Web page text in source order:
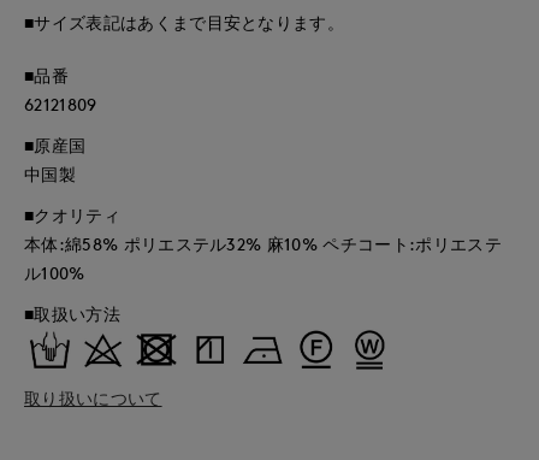
■サイズ表記はあくまで目安となります。
■品番
62121809
■原産国
中国製
■クオリティ
本体:綿58% ポリエステル32% 麻10% ペチコート:ポリエステ
ル100%
■取扱い方法
取り扱いについて